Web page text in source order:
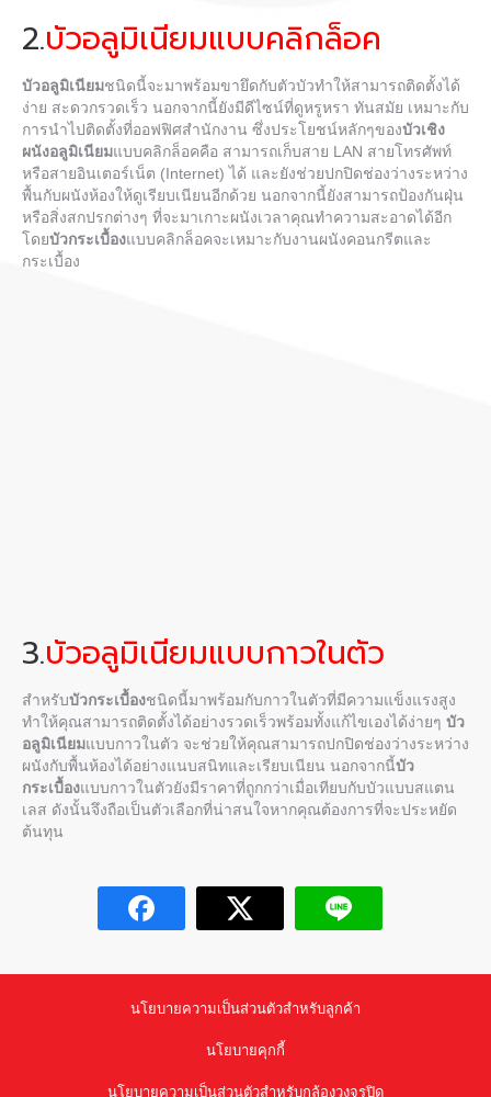
2.บัวอลูมิเนียมแบบคลิกล็อค
บัวอลูมิเนียมชนิดนี้จะมาพร้อมขายึดกับตัวบัวทำให้สามารถติดตั้งได้
ง่าย สะดวกรวดเร็ว นอกจากนี้ยังมีดีไซน์ที่ดูหรูหรา ทันสมัย เหมาะกับ
การนำไปติดตั้งที่ออฟฟิศสำนักงาน ซึ่งประโยชน์หลักๆของบัวเชิง
ผนังอลูมิเนียมแบบคลิกล็อคคือ สามารถเก็บสาย LAN สายโทรศัพท์
หรือสายอินเตอร์เน็ต (Internet) ได้ และยังช่วยปกปิดช่องว่างระหว่าง
พื้นกับผนังห้องให้ดูเรียบเนียนอีกด้วย นอกจากนี้ยังสามารถป้องกันฝุ่น
หรือสิ่งสกปรกต่างๆ ที่จะมาเกาะผนังเวลาคุณทำความสะอาดได้อีก
โดยบัวกระเบื้องแบบคลิกล็อคจะเหมาะกับงานผนังคอนกรีตและ
กระเบื้อง
3.บัวอลูมิเนียมแบบกาวในตัว
สำหรับบัวกระเบื้องชนิดนี้มาพร้อมกับกาวในตัวที่มีความแข็งแรงสูง
ทำให้คุณสามารถติดตั้งได้อย่างรวดเร็วพร้อมทั้งแก้ไขเองได้ง่ายๆ บัว
อลูมิเนียมแบบกาวในตัว จะช่วยให้คุณสามารถปกปิดช่องว่างระหว่าง
ผนังกับพื้นห้องได้อย่างแนบสนิทและเรียบเนียน นอกจากนี้บัว
กระเบื้องแบบกาวในตัวยังมีราคาที่ถูกกว่าเมื่อเทียบกับบัวแบบสแตน
เลส ดังนั้นจึงถือเป็นตัวเลือกที่น่าสนใจหากคุณต้องการที่จะประหยัด
ต้นทุน
นโยบายความเป็นส่วนตัวสำหรับลูกค้า
นโยบายคุกกี้
นโยบายความเป็นส่วนตัวสำหรับกล้องวงจรปิด